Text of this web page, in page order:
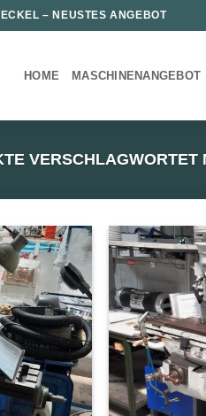
– NEUSTES ANGEBOT
HOME MASCHINENANGEBOT
VERSCHLAGWORTET